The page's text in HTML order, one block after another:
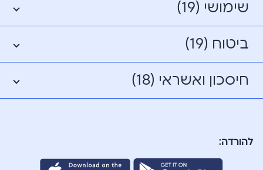
שימושי (19)
ביטוח (19)
חיסכון ואשראי (18)
להורדה: